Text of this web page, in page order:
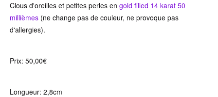
Clous d'oreilles et petites perles en gold filled 14 karat 50
millièmes (ne change pas de couleur, ne provoque pas
d'allergies).
Prix: 50,00€
Longueur: 2,8cm